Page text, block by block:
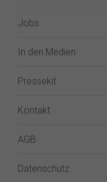
Jobs
In den Medien
Pressekit
Kontakt
AGB
Datenschutz